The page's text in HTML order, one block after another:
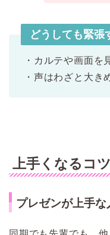
どうしても緊張
・カルテや画面を
・声はわざと大き
上手くなるコツ
プレゼンが上手